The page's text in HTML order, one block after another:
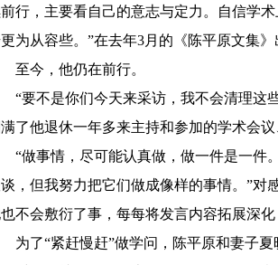
行，主要看自己的意志与定力。自信学
为从容些。”在去年3月的《陈平原文集
至今，他仍在前行。
“要不是你们今天来采访，我不会清理这
了他退休一年多来主持和参加的学术会
“做事情，尽可能认真做，做一件是一件
，但我努力把它们做成像样的事情。”对
不会敷衍了事，每每将发言内容拓展深
为了“紧赶慢赶”做学问，陈平原和妻子